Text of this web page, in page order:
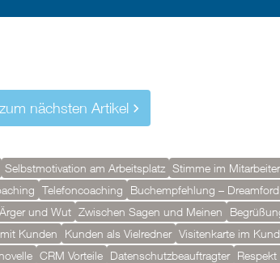
zum nächsten Artikel
Selbstmotivation am Arbeitsplatz Stimme im
Telefoncoaching Buchempfehlung – Dreamford
und Wut Zwischen Sagen und Meinen
Kunden Kunden als Vielredner Visitenkarte im
CRM Vorteile Datenschutzbeauftragter